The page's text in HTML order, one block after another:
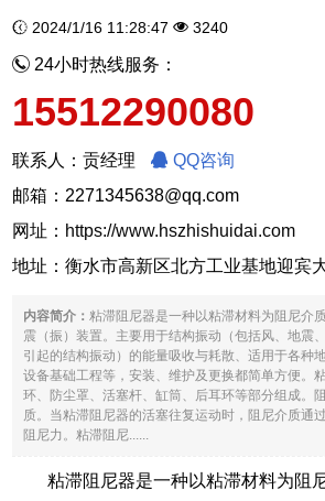
2024/1/16 11:28:47 3240
24小时热线服务：
15512290080
联系人：贡经理
QQ咨询
邮箱：2271345638@qq.com
网址： https://www.hszhishuidai.com
地址：衡水市高新区北方工业基地迎宾
内容简介： 粘滞阻尼器是一种以粘滞材料为阻尼介
震（振）装置。主要用于结构振动（包括风、地震
引起的结构振动）的能量吸收与耗散、适用于各种
设备基础工程等，安装、维护及更换都简单方便。
环、防尘罩、活塞杆、缸筒、后耳环等部分组成。
质。当粘滞阻尼器的活塞往复运动时，阻尼介质通
阻尼力。粘滞阻尼......
粘滞阻尼器是一种以粘滞材料为阻